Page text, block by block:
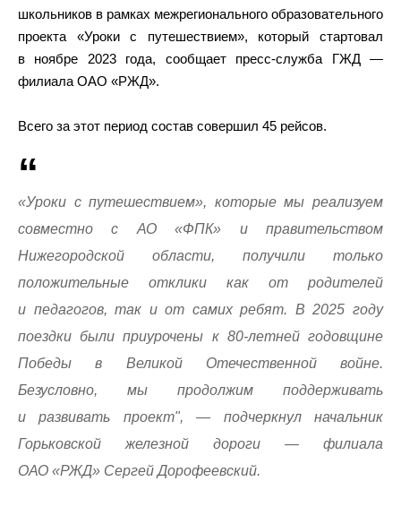
школьников в рамках межрегионального образовательного
проекта «Уроки с путешествием», который стартовал
в ноябре 2023 года, сообщает пресс-служба ГЖД —
филиала ОАО «РЖД».
Всего за этот период состав совершил 45 рейсов.
«Уроки с путешествием», которые мы реализуем
совместно с АО «ФПК» и правительством
Нижегородской области, получили только
положительные отклики как от родителей
и педагогов, так и от самих ребят. В 2025 году
поездки были приурочены к 80-летней годовщине
Победы в Великой Отечественной войне.
Безусловно, мы продолжим поддерживать
и развивать проект", — подчеркнул начальник
Горьковской железной дороги — филиала
ОАО «РЖД» Сергей Дорофеевский.